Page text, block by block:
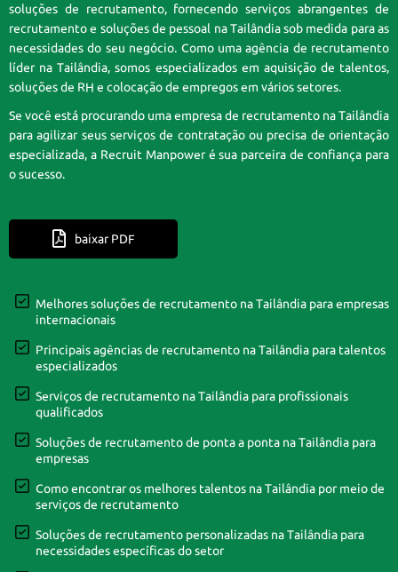
soluções de recrutamento, fornecendo serviços abrangentes de
recrutamento e soluções de pessoal na Tailândia sob medida para as
necessidades do seu negócio. Como uma agência de recrutamento
líder na Tailândia, somos especializados em aquisição de talentos,
soluções de RH e colocação de empregos em vários setores.
Se você está procurando uma empresa de recrutamento na Tailândia
para agilizar seus serviços de contratação ou precisa de orientação
especializada, a Recruit Manpower é sua parceira de confiança para
o sucesso.
baixar PDF
Melhores soluções de recrutamento na Tailândia para empresas
internacionais
Principais agências de recrutamento na Tailândia para talentos
especializados
Serviços de recrutamento na Tailândia para profissionais
qualificados
Soluções de recrutamento de ponta a ponta na Tailândia para
empresas
Como encontrar os melhores talentos na Tailândia por meio de
serviços de recrutamento
Soluções de recrutamento personalizadas na Tailândia para
necessidades específicas do setor